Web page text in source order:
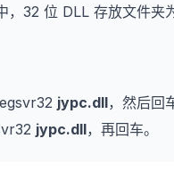
32 位 DLL 存放文件
jypc.dll，然后回
jypc.dll，再回车。